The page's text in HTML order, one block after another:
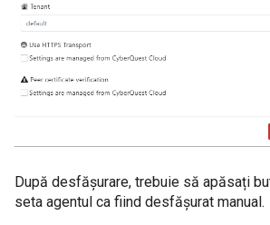
După desfășurare, trebuie să apăsați
seta agentul ca fiind desfășurat manual.